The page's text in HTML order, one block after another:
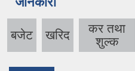
बजेट खरिद
कर तथा
शुल्क